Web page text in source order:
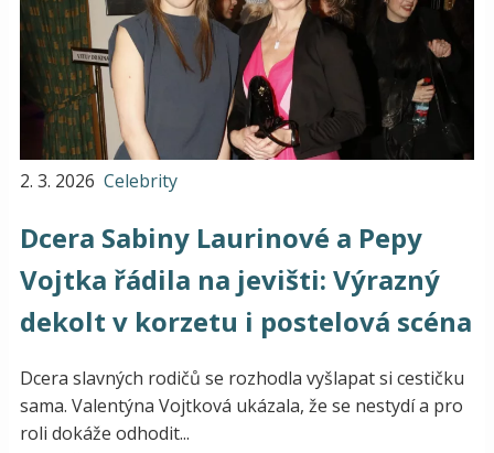
2. 3. 2026 Celebrity
Dcera Sabiny Laurinové a Pepy
Vojtka řádila na jevišti: Výrazný
dekolt v korzetu i postelová scéna
Dcera slavných rodičů se rozhodla vyšlapat si cestičku
sama. Valentýna Vojtková ukázala, že se nestydí a pro
roli dokáže odhodit...